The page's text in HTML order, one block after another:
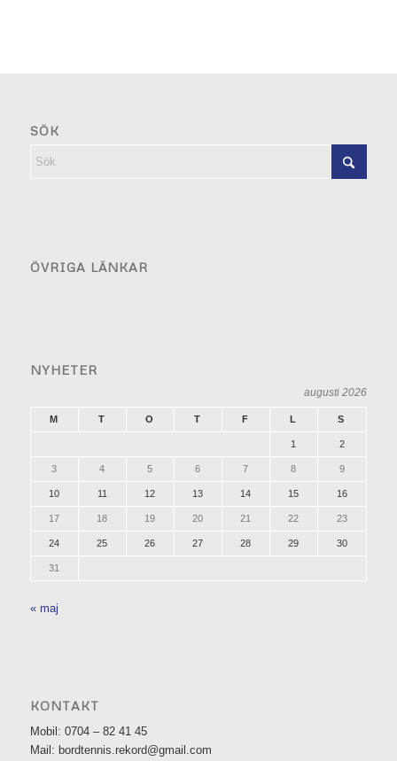
SÖK
ÖVRIGA LÄNKAR
NYHETER
augusti 2026
M T O T F L S
1 2
3 4 5 6 7 8 9
10 11 12 13 14 15 16
17 18 19 20 21 22 23
24 25 26 27 28 29 30
31
« maj
KONTAKT
Mobil: 0704 – 82 41 45
Mail: bordtennis.rekord@gmail.com